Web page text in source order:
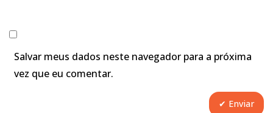
Salvar meus dados neste navegador para a próxima
vez que eu comentar.